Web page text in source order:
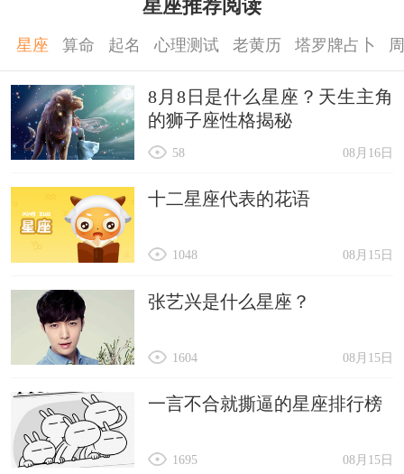
星座推荐阅读
星座 算命 起名 心理测试 老黄历 塔罗牌占卜
8月8日是什么星座？天生主角
的狮子座性格揭秘
08月16日
58
十二星座代表的花语
08月15日
1048
张艺兴是什么星座？
08月15日
1604
一言不合就撕逼的星座排行榜
08月15日
1695